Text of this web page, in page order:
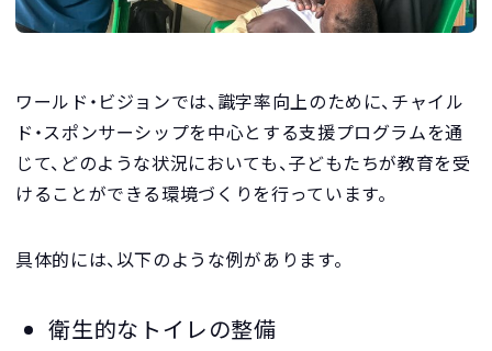
ワールド・ビジョンでは、識字率向上のために、チャイル
ド・スポンサーシップを中心とする支援プログラムを通
じて、どのような状況においても、子どもたちが教育を受
けることができる環境づくりを行っています。
具体的には、以下のような例があります。
衛生的なトイレの整備